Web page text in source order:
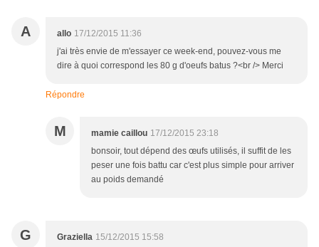
A allo 17/12/2015 11:36
j'ai très envie de m'essayer ce week-end, pouvez-vous me
dire à quoi correspond les 80 g d'oeufs batus ?<br /> Merci
Répondre
M mamie caillou 17/12/2015 23:18
bonsoir, tout dépend des œufs utilisés, il suffit de les
peser une fois battu car c'est plus simple pour arriver
au poids demandé
G Graziella 15/12/2015 15:58